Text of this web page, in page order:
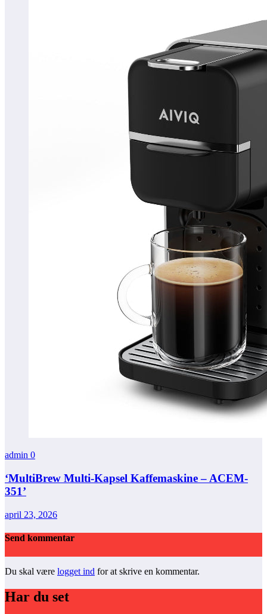
admin 0
‘MultiBrew Multi-Kapsel Kaffemaskine – ACEM-
351’
april 23, 2026
Send kommentar
Du skal være logget ind for at skrive en kommentar.
Har du set